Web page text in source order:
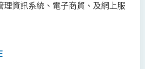
理資訊系統、電子商貿、及網上服